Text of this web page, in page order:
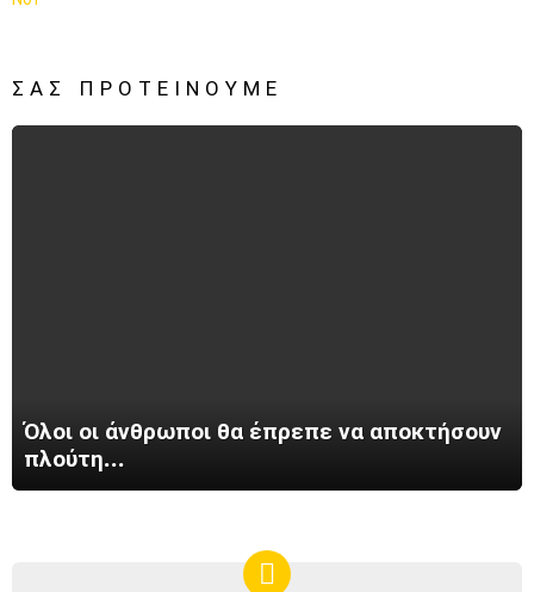
ΣΑΣ ΠΡΟΤΕΊΝΟΥΜΕ
Όλοι οι άνθρωποι θα έπρεπε να αποκτήσουν
πλούτη…